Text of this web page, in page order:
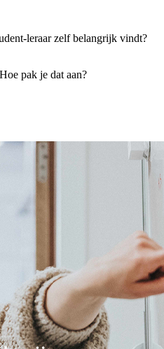
leraar zelf belangrijk vindt?
pak je dat aan?